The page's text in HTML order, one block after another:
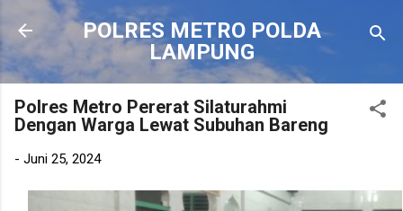
Langsung ke konten utama
POLRES METRO POLDA
LAMPUNG
Polres Metro Pererat Silaturahmi
Dengan Warga Lewat Subuhan Bareng
- Juni 25, 2024